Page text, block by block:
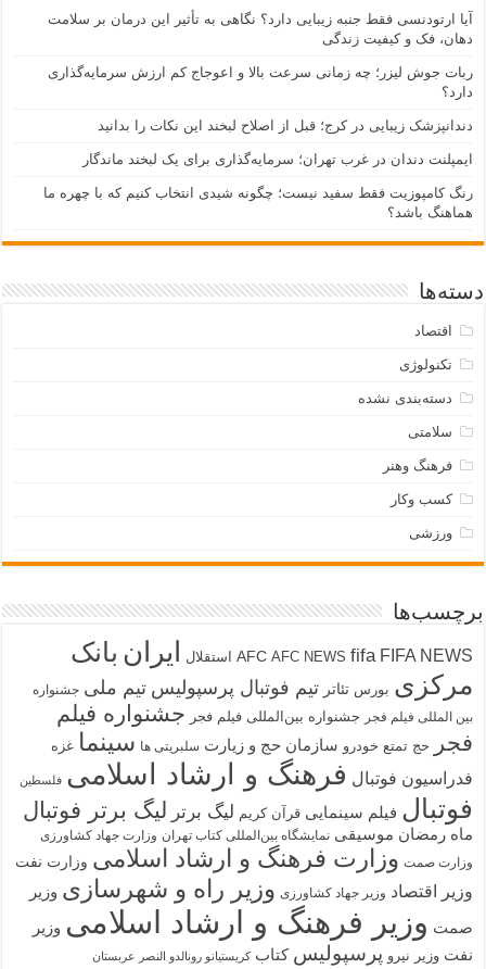
آیا ارتودنسی فقط جنبه زیبایی دارد؟ نگاهی به تأثیر این درمان بر سلامت
دهان، فک و کیفیت زندگی
ربات جوش لیزر؛ چه زمانی سرعت بالا و اعوجاج کم ارزش سرمایه‌گذاری
دارد؟
دندانپزشک زیبایی در کرج؛ قبل از اصلاح لبخند این نکات را بدانید
ایمپلنت دندان در غرب تهران؛ سرمایه‌گذاری برای یک لبخند ماندگار
رنگ کامپوزیت فقط سفید نیست؛ چگونه شیدی انتخاب کنیم که با چهره ما
هماهنگ باشد؟
دسته‌ها
اقتصاد
تکنولوژی
دسته‌بندی نشده
سلامتی
فرهنگ وهنر
کسب وکار
ورزشی
برچسب‌ها
AFC AFC NEWS fifa FIFA NEWS استقلال ایران بانک
مرکزی بورس تئاتر تیم فوتبال پرسپولیس تیم ملی جشنواره
بین المللی فیلم فجر جشنواره بین‌المللی فیلم فجر جشنواره فیلم
فجر
حج تمتع خودرو سازمان حج و زیارت سلبریتی ها سینما غزه
فدراسیون فوتبال فرهنگ و ارشاد اسلامی فلسطین
فوتبال فیلم سینمایی قرآن کریم لیگ برتر لیگ برتر فوتبال
ماه رمضان موسیقی نمایشگاه بین‌المللی کتاب تهران وزارت جهاد کشاورزی
وزارت صمت وزارت فرهنگ و ارشاد اسلامی وزارت نفت
وزیر اقتصاد وزیر جهاد کشاورزی وزیر راه و شهرسازی وزیر
صمت وزیر فرهنگ و ارشاد اسلامی وزیر
نفت وزیر نیرو پرسپولیس کتاب کریستیانو رونالدو النصر عربستان